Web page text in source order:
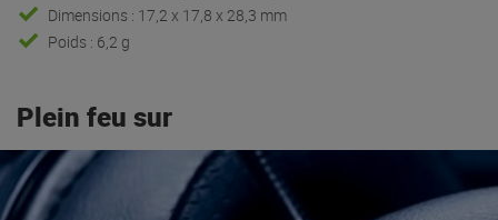
Dimensions : 17,2 x 17,8 x 28,3 mm
Poids : 6,2 g
Plein feu sur